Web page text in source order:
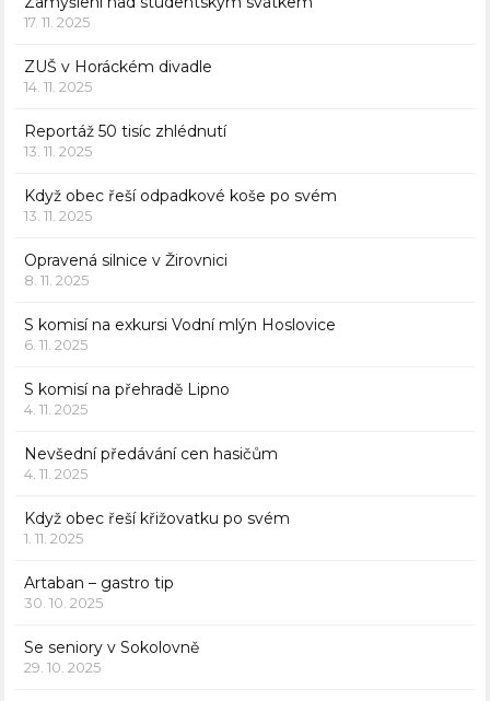
17. 11. 2025
ZUŠ v Horáckém divadle
14. 11. 2025
Reportáž 50 tisíc zhlédnutí
13. 11. 2025
Když obec řeší odpadkové koše po svém
13. 11. 2025
Opravená silnice v Žirovnici
8. 11. 2025
S komisí na exkursi Vodní mlýn Hoslovice
6. 11. 2025
S komisí na přehradě Lipno
4. 11. 2025
Nevšední předávání cen hasičům
4. 11. 2025
Když obec řeší křižovatku po svém
1. 11. 2025
Artaban – gastro tip
30. 10. 2025
Se seniory v Sokolovně
29. 10. 2025